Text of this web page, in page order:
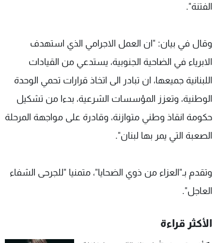
الفتنة".
وقال في بيان: "ان العمل الاجرامي الذي استهدف
الابرياء في الضاحية الجنوبية، يستدعي من القيادات
اللبنانية جميعها، ان تبادر الى اتخاذ قرارات تحمي الوحدة
الوطنية، وتعزز المؤسسات الشرعية، بدءا من تشكيل
حكومة انقاذ وطني متوازنة، وقادرة على مواجهة المرحلة
الصعبة التي يمر بها لبنان".
وتقدم بـ"العزاء من ذوي الضحايا"، متمنيا "للجرحى الشفاء
العاجل".
الأكثر قراءة
لاعلاناتكم